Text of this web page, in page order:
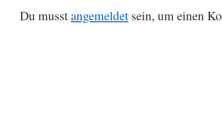
Du musst angemeldet sein, um einen